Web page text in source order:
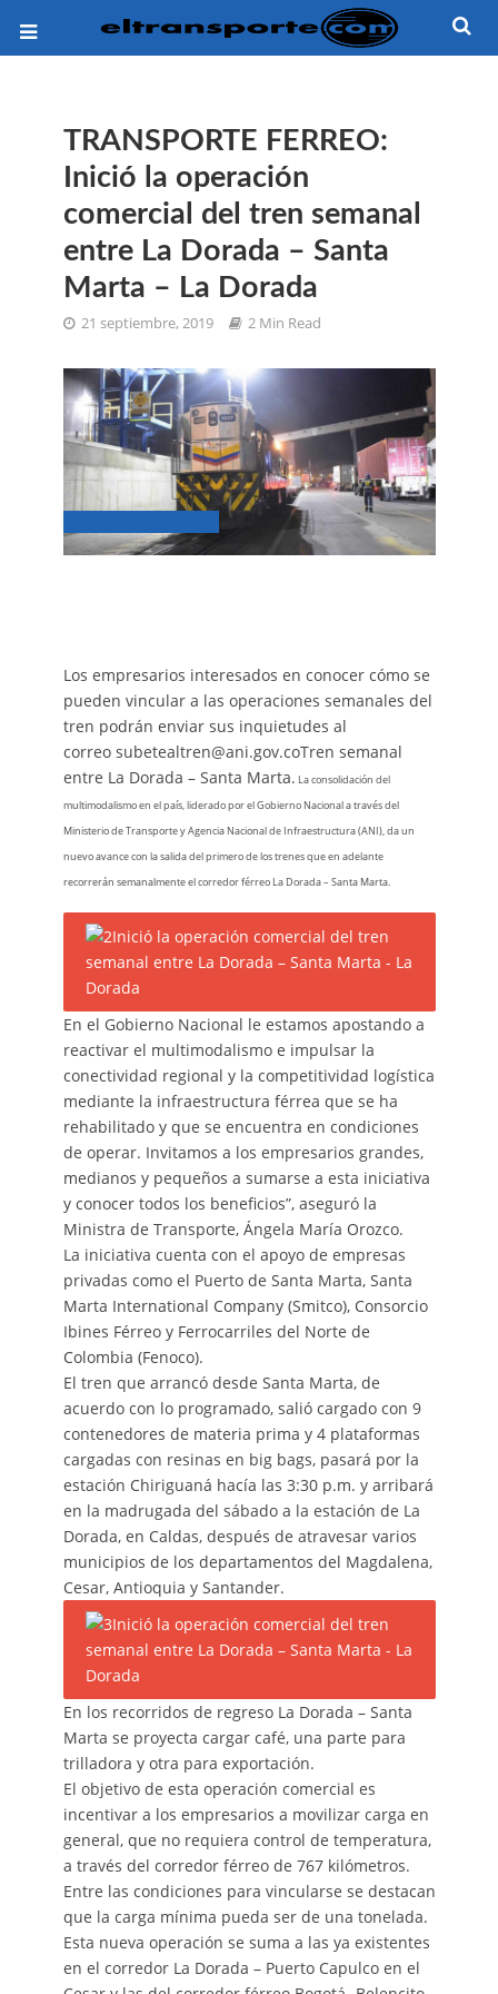
TRANSPORTE FERREO:
Inició la operación
comercial del tren semanal
entre La Dorada – Santa
Marta – La Dorada
21 septiembre, 2019 2 Min Read
Los empresarios interesados en conocer cómo se
pueden vincular a las operaciones semanales del
tren podrán enviar sus inquietudes al
correo subetealtren@ani.gov.coTren semanal
entre La Dorada – Santa Marta. La consolidación del
multimodalismo en el país, liderado por el Gobierno Nacional a través del
Ministerio de Transporte y Agencia Nacional de Infraestructura (ANI), da un
nuevo avance con la salida del primero de los trenes que en adelante
recorrerán semanalmente el corredor férreo La Dorada – Santa Marta.
En el Gobierno Nacional le estamos apostando a
reactivar el multimodalismo e impulsar la
conectividad regional y la competitividad logística
mediante la infraestructura férrea que se ha
rehabilitado y que se encuentra en condiciones
de operar. Invitamos a los empresarios grandes,
medianos y pequeños a sumarse a esta iniciativa
y conocer todos los beneficios”, aseguró la
Ministra de Transporte, Ángela María Orozco.
La iniciativa cuenta con el apoyo de empresas
privadas como el Puerto de Santa Marta, Santa
Marta International Company (Smitco), Consorcio
Ibines Férreo y Ferrocarriles del Norte de
Colombia (Fenoco).
El tren que arrancó desde Santa Marta, de
acuerdo con lo programado, salió cargado con 9
contenedores de materia prima y 4 plataformas
cargadas con resinas en big bags, pasará por la
estación Chiriguaná hacía las 3:30 p.m. y arribará
en la madrugada del sábado a la estación de La
Dorada, en Caldas, después de atravesar varios
municipios de los departamentos del Magdalena,
Cesar, Antioquia y Santander.
En los recorridos de regreso La Dorada – Santa
Marta se proyecta cargar café, una parte para
trilladora y otra para exportación.
El objetivo de esta operación comercial es
incentivar a los empresarios a movilizar carga en
general, que no requiera control de temperatura,
a través del corredor férreo de 767 kilómetros.
Entre las condiciones para vincularse se destacan
que la carga mínima pueda ser de una tonelada.
Esta nueva operación se suma a las ya existentes
en el corredor La Dorada – Puerto Capulco en el